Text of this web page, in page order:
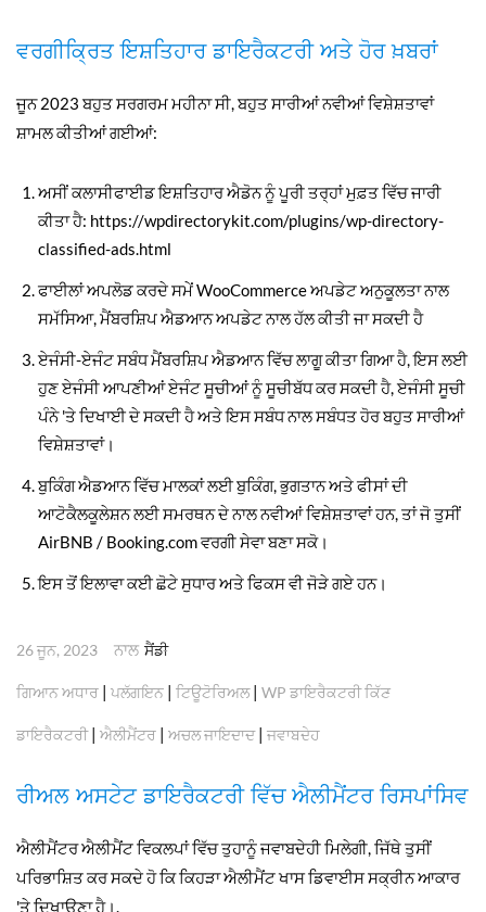
ਵਰਗੀਕ੍ਰਿਤ ਇਸ਼ਤਿਹਾਰ ਡਾਇਰੈਕਟਰੀ ਅਤੇ ਹੋਰ ਖ਼ਬਰਾਂ
ਜੂਨ 2023 ਬਹੁਤ ਸਰਗਰਮ ਮਹੀਨਾ ਸੀ, ਬਹੁਤ ਸਾਰੀਆਂ ਨਵੀਆਂ ਵਿਸ਼ੇਸ਼ਤਾਵਾਂ
ਸ਼ਾਮਲ ਕੀਤੀਆਂ ਗਈਆਂ:
ਅਸੀਂ ਕਲਾਸੀਫਾਈਡ ਇਸ਼ਤਿਹਾਰ ਐਡੋਨ ਨੂੰ ਪੂਰੀ ਤਰ੍ਹਾਂ ਮੁਫ਼ਤ ਵਿੱਚ ਜਾਰੀ
ਕੀਤਾ ਹੈ: https://wpdirectorykit.com/plugins/wp-directory-
classified-ads.html
ਫਾਈਲਾਂ ਅਪਲੋਡ ਕਰਦੇ ਸਮੇਂ WooCommerce ਅਪਡੇਟ ਅਨੁਕੂਲਤਾ ਨਾਲ
ਸਮੱਸਿਆ, ਮੈਂਬਰਸ਼ਿਪ ਐਡਆਨ ਅਪਡੇਟ ਨਾਲ ਹੱਲ ਕੀਤੀ ਜਾ ਸਕਦੀ ਹੈ
ਏਜੰਸੀ-ਏਜੰਟ ਸਬੰਧ ਮੈਂਬਰਸ਼ਿਪ ਐਡਆਨ ਵਿੱਚ ਲਾਗੂ ਕੀਤਾ ਗਿਆ ਹੈ, ਇਸ ਲਈ
ਹੁਣ ਏਜੰਸੀ ਆਪਣੀਆਂ ਏਜੰਟ ਸੂਚੀਆਂ ਨੂੰ ਸੂਚੀਬੱਧ ਕਰ ਸਕਦੀ ਹੈ, ਏਜੰਸੀ ਸੂਚੀ
ਪੰਨੇ 'ਤੇ ਦਿਖਾਈ ਦੇ ਸਕਦੀ ਹੈ ਅਤੇ ਇਸ ਸਬੰਧ ਨਾਲ ਸਬੰਧਤ ਹੋਰ ਬਹੁਤ ਸਾਰੀਆਂ
ਵਿਸ਼ੇਸ਼ਤਾਵਾਂ।
ਬੁਕਿੰਗ ਐਡਆਨ ਵਿੱਚ ਮਾਲਕਾਂ ਲਈ ਬੁਕਿੰਗ, ਭੁਗਤਾਨ ਅਤੇ ਫੀਸਾਂ ਦੀ
ਆਟੋਕੈਲਕੂਲੇਸ਼ਨ ਲਈ ਸਮਰਥਨ ਦੇ ਨਾਲ ਨਵੀਆਂ ਵਿਸ਼ੇਸ਼ਤਾਵਾਂ ਹਨ, ਤਾਂ ਜੋ ਤੁਸੀਂ
AirBNB / Booking.com ਵਰਗੀ ਸੇਵਾ ਬਣਾ ਸਕੋ।
ਇਸ ਤੋਂ ਇਲਾਵਾ ਕਈ ਛੋਟੇ ਸੁਧਾਰ ਅਤੇ ਫਿਕਸ ਵੀ ਜੋੜੇ ਗਏ ਹਨ।
26 ਜੂਨ, 2023 ਨਾਲ ਸੈਂਡੀ
ਗਿਆਨ ਅਧਾਰ | ਪਲੱਗਇਨ | ਟਿਊਟੋਰਿਅਲ| WP ਡਾਇਰੈਕਟਰੀ ਕਿੱਟ
ਡਾਇਰੈਕਟਰੀ| ਐਲੀਮੈਂਟਰ | ਅਚਲ ਜਾਇਦਾਦ| ਜਵਾਬਦੇਹ
ਰੀਅਲ ਅਸਟੇਟ ਡਾਇਰੈਕਟਰੀ ਵਿੱਚ ਐਲੀਮੈਂਟਰ ਰਿਸਪਾਂਸਿਵ
ਐਲੀਮੈਂਟਰ ਐਲੀਮੈਂਟ ਵਿਕਲਪਾਂ ਵਿੱਚ ਤੁਹਾਨੂੰ ਜਵਾਬਦੇਹੀ ਮਿਲੇਗੀ, ਜਿੱਥੇ ਤੁਸੀਂ
ਪਰਿਭਾਸ਼ਿਤ ਕਰ ਸਕਦੇ ਹੋ ਕਿ ਕਿਹੜਾ ਐਲੀਮੈਂਟ ਖਾਸ ਡਿਵਾਈਸ ਸਕ੍ਰੀਨ ਆਕਾਰ
'ਤੇ ਦਿਖਾਉਣਾ ਹੈ।.